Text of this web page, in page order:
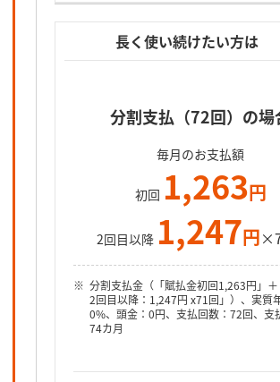
長く使い続けたい方は
分割支払（72回）の場
毎月のお支払額
初回 1,263円
2回目以降 1,247円
分割支払金（「賦払金初回1,263円」
2回目以降：1,247円 x71回」）、実質
0%、頭金：0円、支払回数：72回、支
74カ月